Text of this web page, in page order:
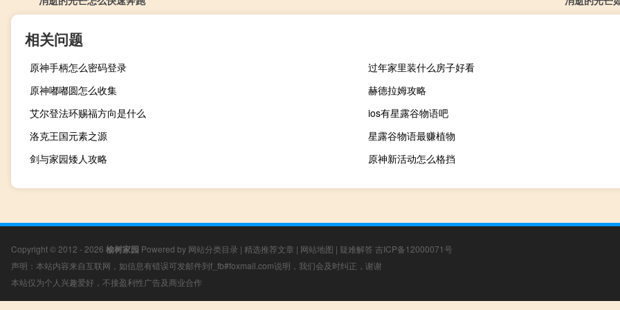
相关问题
原神手柄怎么密码登录
过年家里装什么房子好看
原神嘟嘟圆怎么收集
赫德拉姆攻略
艾尔登法环赐福方向是什么
ios有星露谷物语吧
洛克王国元素之源
星露谷物语最赚植物
剑与家园矮人攻略
原神新活动怎么格挡
Copyright © 2012 - 2026 榆树家园 Powered by 网站分类目录 | 精选推荐文章 | 网站地图 | 疑难解答 吉ICP备12000071号
声明：本站内容来自互联网，如信息有错误可发邮件到f_fb#foxmail.com说明，我们会及时纠正，谢谢
本站仅为个人兴趣爱好，不接盈利性广告及商业合作